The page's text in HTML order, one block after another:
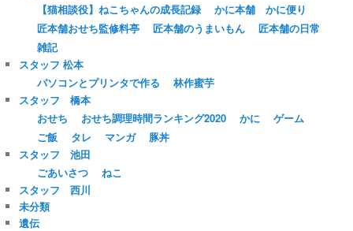
【猫相談役】ねこちゃんの成長記録
かに本舗 かに便り
匠本舗おせち監修料亭
匠本舗のうまいもん
匠本舗の日常
雑記
スタッフ 松本
パソコンとプリンタで作る
林作蜜芋
スタッフ 橋本
おせち
おせち調理時間ランキング2020 かに
ゲーム
ご飯
タレ マンガ
豚丼
スタッフ 池田
ごあいさつ
ねこ
スタッフ 西川
未分類
遺伝